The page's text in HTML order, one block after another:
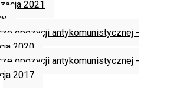
2021
opozycji antykomunistycznej -
2020
opozycji antykomunistycznej -
2017